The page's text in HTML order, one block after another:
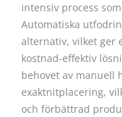
intensiv process
Automatiska
alternativ, vilket ger
kostnad-effektiv
behovet av manuell
exaktnitplacering,
och förbättrad